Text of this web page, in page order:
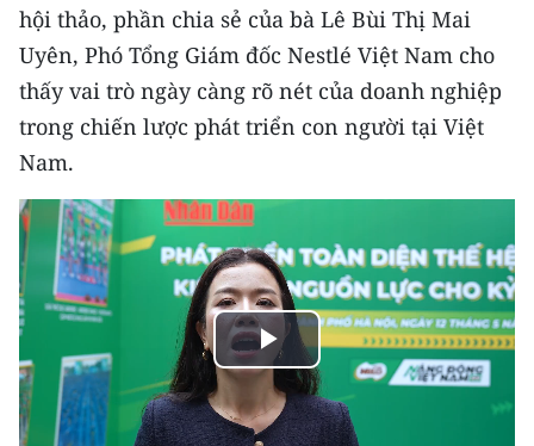
hội thảo, phần chia sẻ của bà Lê Bùi Thị Mai
Uyên, Phó Tổng Giám đốc Nestlé Việt Nam cho
thấy vai trò ngày càng rõ nét của doanh nghiệp
trong chiến lược phát triển con người tại Việt
Nam.
Play
Video